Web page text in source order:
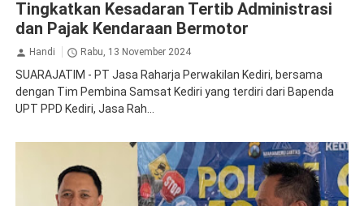
Tingkatkan Kesadaran Tertib Administrasi
dan Pajak Kendaraan Bermotor
Handi Rabu, 13 November 2024
SUARAJATIM - PT Jasa Raharja Perwakilan Kediri, bersama
dengan Tim Pembina Samsat Kediri yang terdiri dari Bapenda
UPT PPD Kediri, Jasa Rah...